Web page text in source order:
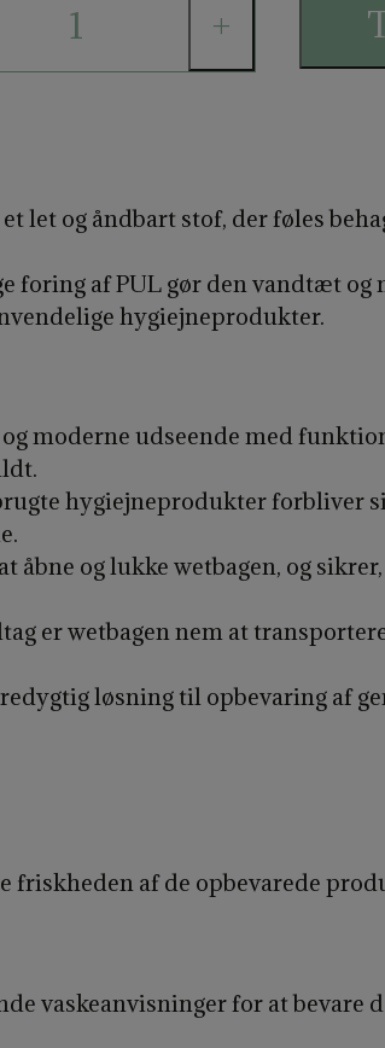
+
let og åndbart stof, der føles
foring af PUL gør den vandtæt
hygiejneprodukter.
moderne udseende med
hygiejneprodukter forbliver
åbne og lukke wetbagen, og
er wetbagen nem at
løsning til opbevaring af
af de opbevarede
vaskeanvisninger for at bevare